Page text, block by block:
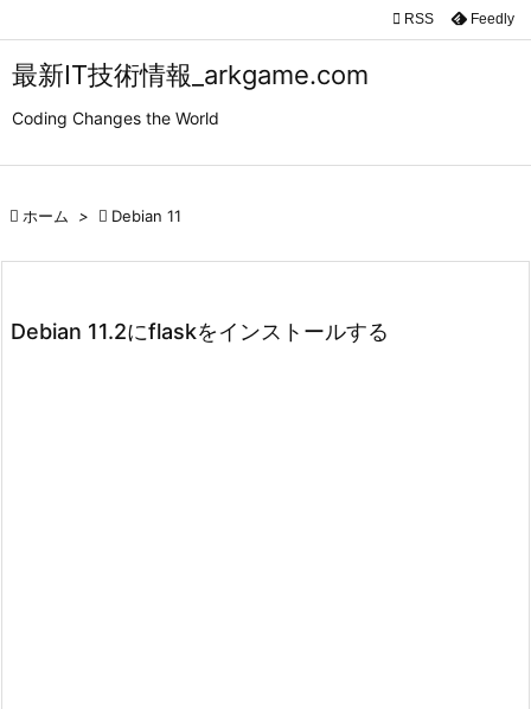
最新IT技術情報_arkgame.com
Coding Changes the World


 RSS Feedly
 ホーム >  Debian 11
Debian 11.2にflaskをインストールする